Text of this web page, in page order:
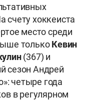
счету хоккеиста
место среди
толькоКевин
(367) и
сезон Андрей
четыре года
в регулярном